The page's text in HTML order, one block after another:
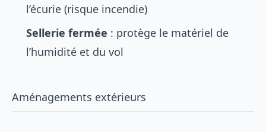
l’écurie (risque incendie)
Sellerie fermée : protège le matériel de
l’humidité et du vol
Aménagements extérieurs